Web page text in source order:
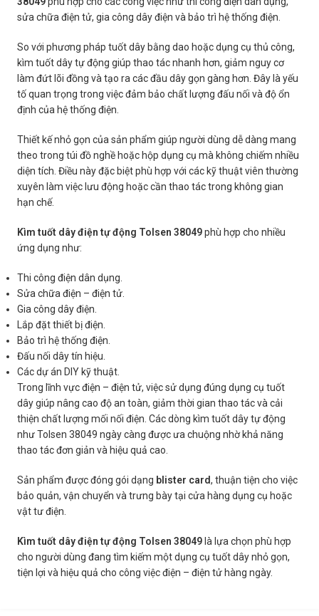
sửa chữa điện tử, gia công dây điện và bảo trì hệ thống điện.
So với phương pháp tuốt dây bằng dao hoặc dụng cụ thủ công,
kìm tuốt dây tự động giúp thao tác nhanh hơn, giảm nguy cơ
làm đứt lõi đồng và tạo ra các đầu dây gọn gàng hơn. Đây là yếu
tố quan trọng trong việc đảm bảo chất lượng đấu nối và độ ổn
định của hệ thống điện.
Thiết kế nhỏ gọn của sản phẩm giúp người dùng dễ dàng mang
theo trong túi đồ nghề hoặc hộp dụng cụ mà không chiếm nhiều
diện tích. Điều này đặc biệt phù hợp với các kỹ thuật viên thường
xuyên làm việc lưu động hoặc cần thao tác trong không gian
hạn chế.
Kìm tuốt dây điện tự động Tolsen 38049phù hợp cho nhiều
ứng dụng như:
Thi công điện dân dụng.
Sửa chữa điện – điện tử.
Gia công dây điện.
Lắp đặt thiết bị điện.
Bảo trì hệ thống điện.
Đấu nối dây tín hiệu.
Các dự án DIY kỹ thuật.
Trong lĩnh vực điện – điện tử, việc sử dụng đúng dụng cụ tuốt
dây giúp nâng cao độ an toàn, giảm thời gian thao tác và cải
thiện chất lượng mối nối điện. Các dòng kìm tuốt dây tự động
như Tolsen 38049 ngày càng được ưa chuộng nhờ khả năng
thao tác đơn giản và hiệu quả cao.
Sản phẩm được đóng gói dạng blister card, thuận tiện cho việc
bảo quản, vận chuyển và trưng bày tại cửa hàng dụng cụ hoặc
vật tư điện.
Kìm tuốt dây điện tự động Tolsen 38049 là lựa chọn phù hợp
cho người dùng đang tìm kiếm một dụng cụ tuốt dây nhỏ gọn,
tiện lợi và hiệu quả cho công việc điện – điện tử hàng ngày.